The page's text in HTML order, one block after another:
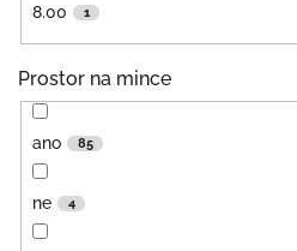
8.00 1
Prostor na mince
ano 85
ne 4